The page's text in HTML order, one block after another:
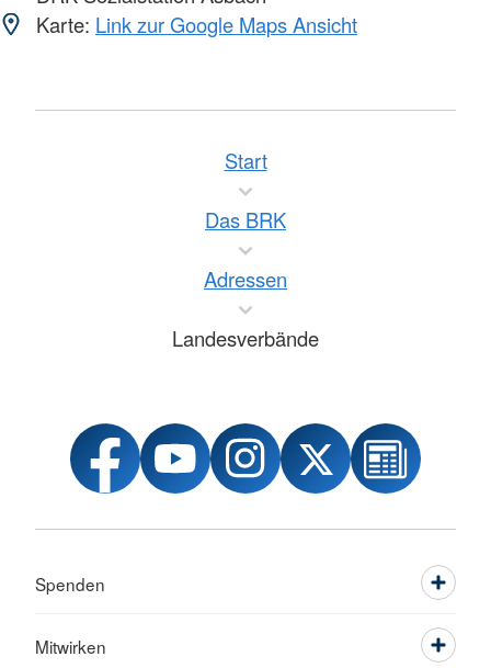
Karte: Link zur Google Maps Ansicht
Start
Das BRK
Adressen
Landesverbände
Spenden
Mitwirken